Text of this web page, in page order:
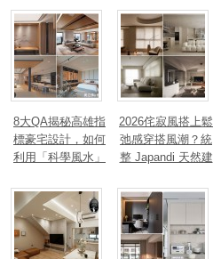
讓廚房從空間配角
變主角！
8大QA揭秘高雄指
標豪宅設計，如何
利用「科學風水」
量磁場？
2026侘寂風搭上鬆
弛感穿搭風潮？統
整 Japandi 天然建
有風靡全球的軟裝
家具推薦